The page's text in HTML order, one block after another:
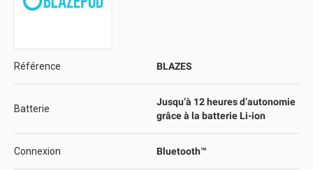
Référence BLAZES
Batterie
Jusqu’à 12 heures d’autonomie
grâce à la batterie Li-ion
Connexion Bluetooth™